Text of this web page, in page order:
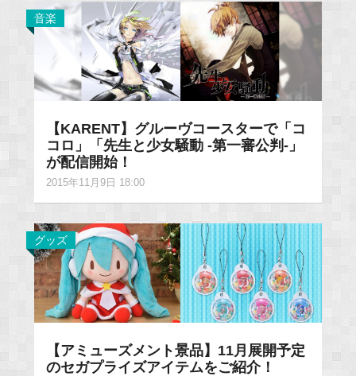
音楽
【KARENT】グルーヴコースターで「コ
コロ」「先生と少女騒動 -第一審公判-」
が配信開始！
2015年11月9日 18:00
グッズ
【アミューズメント景品】11月展開予定
のセガプライズアイテムをご紹介！